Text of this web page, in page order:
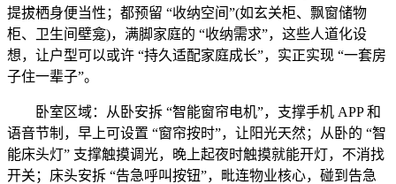
提拔栖身便当性；都预留 “收纳空间”(如玄关柜、飘窗储物
柜、卫生间壁龛)，满脚家庭的 “收纳需求”，这些人道化设
想，让户型可以或许 “持久适配家庭成长”，实正实现 “一套房
子住一辈子”。
卧室区域：从卧安拆 “智能窗帘电机”，支撑手机 APP 和
语音节制，早上可设置 “窗帘按时”，让阳光天然；从卧的 “智
能床头灯” 支撑触摸调光，晚上起夜时触摸就能开灯，不消找
开关；床头安拆 “告急呼叫按钮”，毗连物业核心，碰到告急